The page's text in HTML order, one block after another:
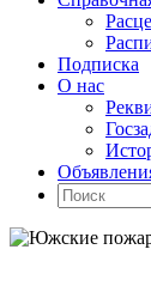
Подписка
О нас
Поиск
Искать: